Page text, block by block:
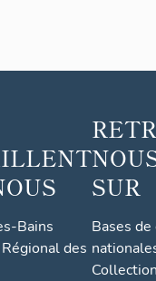
Bains
des
SUR
Bases